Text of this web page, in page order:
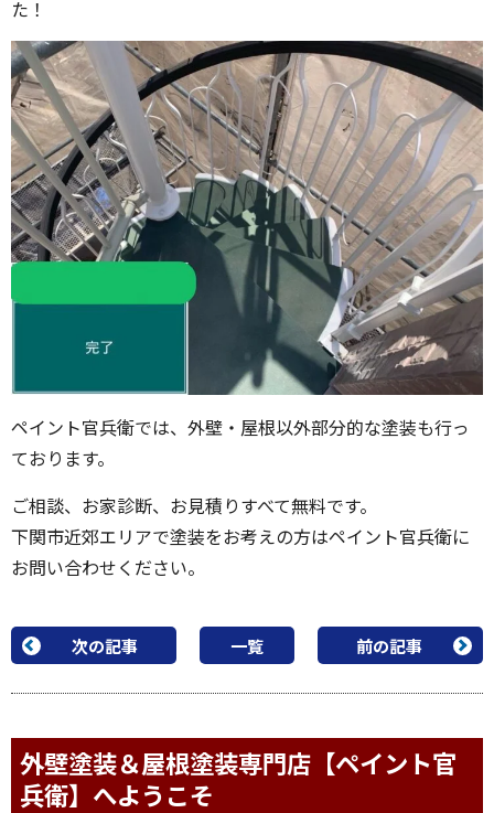
た！
ペイント官兵衛では、外壁・屋根以外部分的な塗装も行っ
ております。
ご相談、お家診断、お見積りすべて無料です。
下関市近郊エリアで塗装をお考えの方はペイント官兵衛に
お問い合わせください。
次の記事 一覧 前の記事
外壁塗装＆屋根塗装専門店【ペイント官
兵衛】へようこそ